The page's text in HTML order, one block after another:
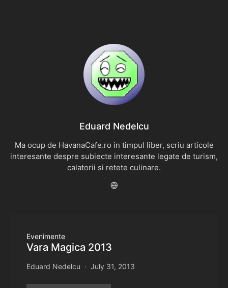
Eduard Nedelcu
Ma ocup de HavanaCafe.ro in timpul liber, scriu articole
interesante despre subiecte interesante legate de turism,
calatorii si retete culinare.
Evenimente
Vara Magica 2013
Eduard Nedelcu July 31, 2013